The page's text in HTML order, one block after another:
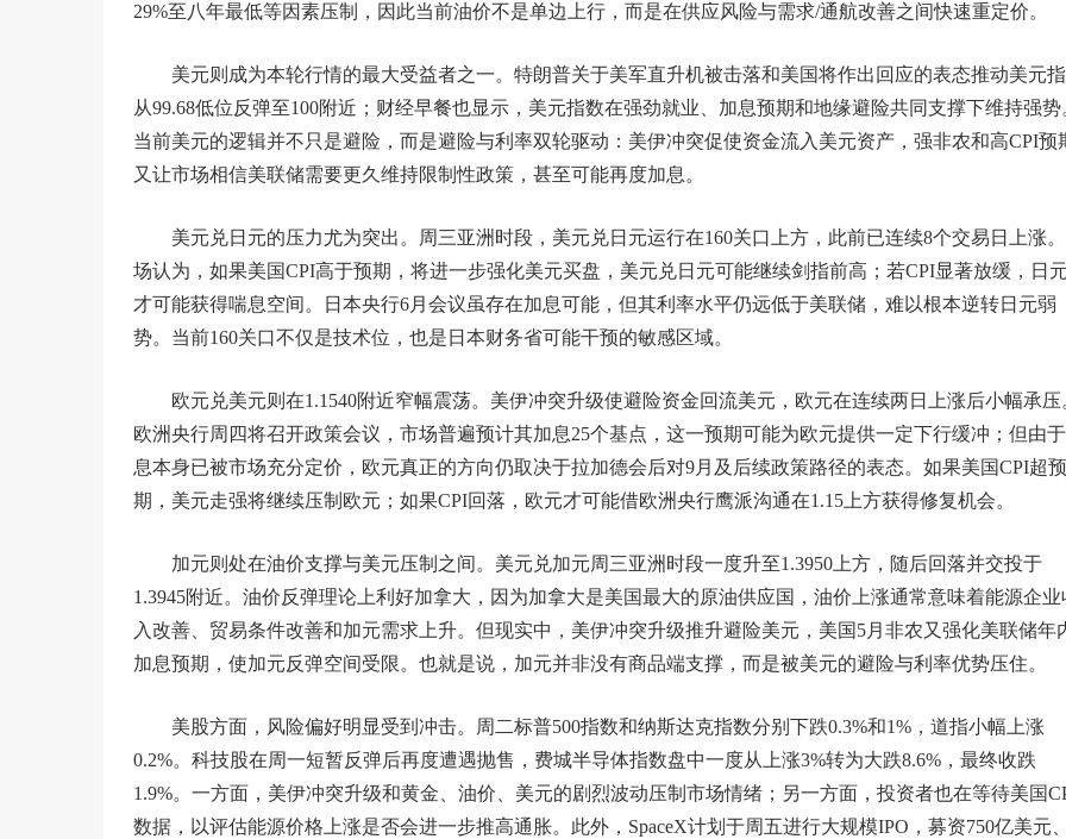
29%至八年最低等因素压制，因此当前油价不是单边上行，而是在供应风险与需求/通航改善之间快速重定价。
美元则成为本轮行情的最大受益者之一。特朗普关于美军直升机被击落和美国将作出回应的表态推动美元
从99.68低位反弹至100附近；财经早餐也显示，美元指数在强劲就业、加息预期和地缘避险共同支撑下维持强势
当前美元的逻辑并不只是避险，而是避险与利率双轮驱动：美伊冲突促使资金流入美元资产，强非农和高CPI预
又让市场相信美联储需要更久维持限制性政策，甚至可能再度加息。
美元兑日元的压力尤为突出。周三亚洲时段，美元兑日元运行在160关口上方，此前已连续8个交易日上涨
场认为，如果美国CPI高于预期，将进一步强化美元买盘，美元兑日元可能继续剑指前高；若CPI显著放缓，日元
才可能获得喘息空间。日本央行6月会议虽存在加息可能，但其利率水平仍远低于美联储，难以根本逆转日元弱
势。当前160关口不仅是技术位，也是日本财务省可能干预的敏感区域。
欧元兑美元则在1.1540附近窄幅震荡。美伊冲突升级使避险资金回流美元，欧元在连续两日上涨后小幅承压
欧洲央行周四将召开政策会议，市场普遍预计其加息25个基点，这一预期可能为欧元提供一定下行缓冲；但由
息本身已被市场充分定价，欧元真正的方向仍取决于拉加德会后对9月及后续政策路径的表态。如果美国CPI超预
期，美元走强将继续压制欧元；如果CPI回落，欧元才可能借欧洲央行鹰派沟通在1.15上方获得修复机会。
加元则处在油价支撑与美元压制之间。美元兑加元周三亚洲时段一度升至1.3950上方，随后回落并交投于
1.3945附近。油价反弹理论上利好加拿大，因为加拿大是美国最大的原油供应国，油价上涨通常意味着能源企业
入改善、贸易条件改善和加元需求上升。但现实中，美伊冲突升级推升避险美元，美国5月非农又强化美联储年
加息预期，使加元反弹空间受限。也就是说，加元并非没有商品端支撑，而是被美元的避险与利率优势压住。
美股方面，风险偏好明显受到冲击。周二标普500指数和纳斯达克指数分别下跌0.3%和1%，道指小幅上涨
0.2%。科技股在周一短暂反弹后再度遭遇抛售，费城半导体指数盘中一度从上涨3%转为大跌8.6%，最终收跌
1.9%。一方面，美伊冲突升级和黄金、油价、美元的剧烈波动压制市场情绪；另一方面，投资者也在等待美国
数据，以评估能源价格上涨是否会进一步推高通胀。此外，SpaceX计划于周五进行大规模IPO，募资750亿美元、